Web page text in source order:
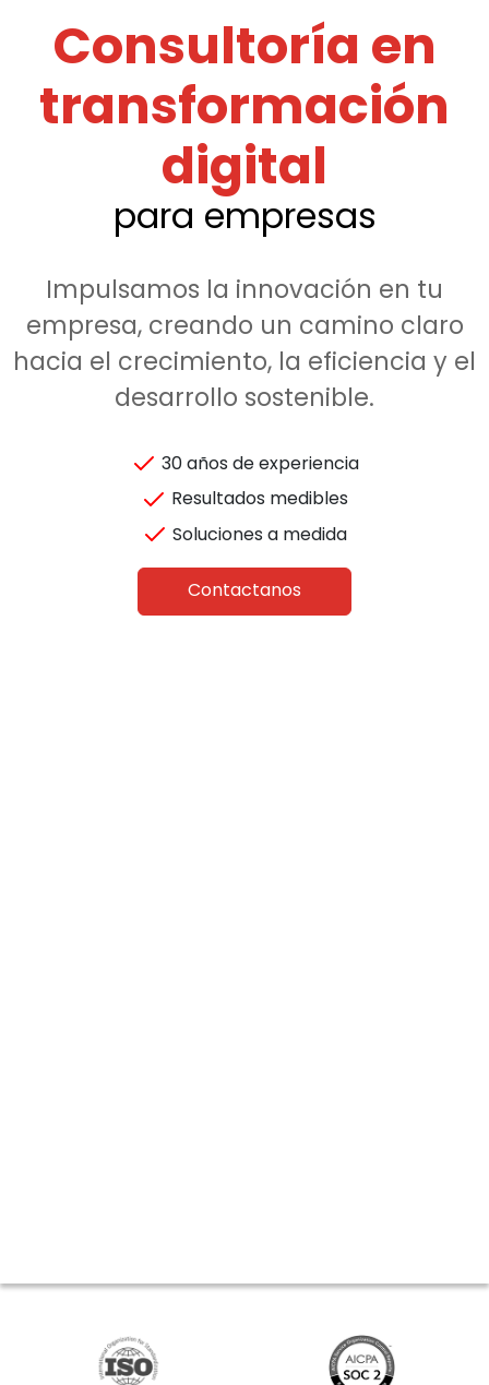
Consultoría en
transformación
digital
para empresas
Impulsamos la innovación en tu
empresa, creando un camino claro
hacia el crecimiento, la eficiencia y el
desarrollo sostenible.
30 años de experiencia
Resultados medibles
Soluciones a medida
Contactanos